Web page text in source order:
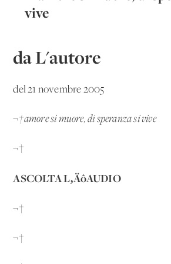
vive
da L'autore
del 21 novembre 2005
¬†amore si muore, di speranza si vive
¬†
ASCOLTA L‚ÄôAUDIO
¬†
¬†